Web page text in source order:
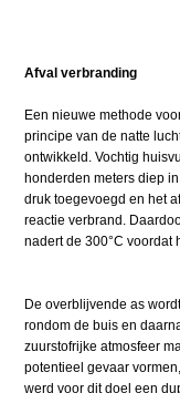
Afval verbranding
Een nieuwe methode
principe van de natte
ontwikkeld. Vochtig
honderden meters diep
druk toegevoegd en het
reactie verbrand.
nadert de 300°C voordat
De overblijvende as
rondom de buis en
zuurstofrijke atmosfeer
potentieel gevaar
werd voor dit doel een